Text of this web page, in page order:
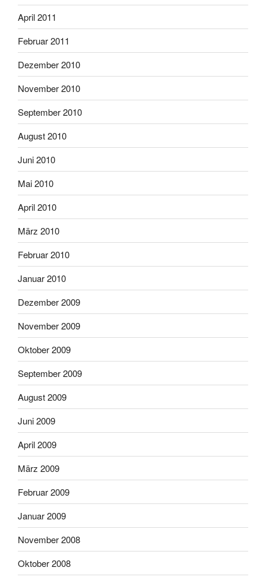
April 2011
Februar 2011
Dezember 2010
November 2010
September 2010
August 2010
Juni 2010
Mai 2010
April 2010
März 2010
Februar 2010
Januar 2010
Dezember 2009
November 2009
Oktober 2009
September 2009
August 2009
Juni 2009
April 2009
März 2009
Februar 2009
Januar 2009
November 2008
Oktober 2008